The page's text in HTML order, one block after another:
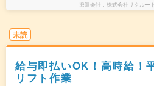
派遣会社 株式会社リクルー
未読
給与即払いOK！高時給！
リフト作業